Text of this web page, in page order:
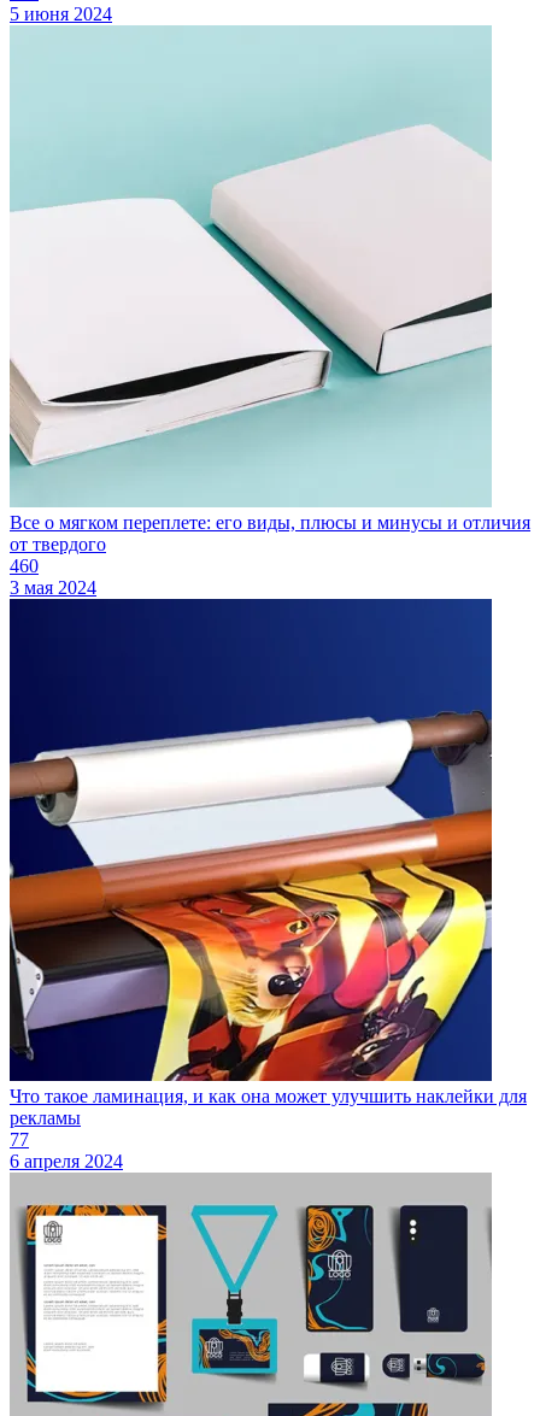
5 июня 2024
Все о мягком переплете: его виды, плюсы и минусы и отличия
от твердого
460
3 мая 2024
Что такое ламинация, и как она может улучшить наклейки для
рекламы
77
6 апреля 2024